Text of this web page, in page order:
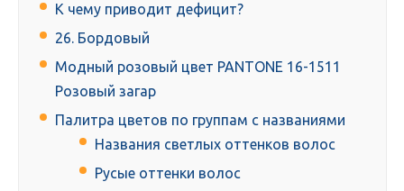
К чему приводит дефицит?
26. Бордовый
Модный розовый цвет PANTONE 16-1511
Розовый загар
Палитра цветов по группам с названиями
Названия светлых оттенков волос
Русые оттенки волос